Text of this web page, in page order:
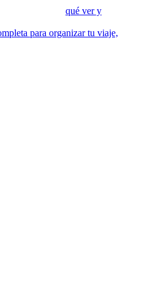
qué ver y
para organizar tu viaje,